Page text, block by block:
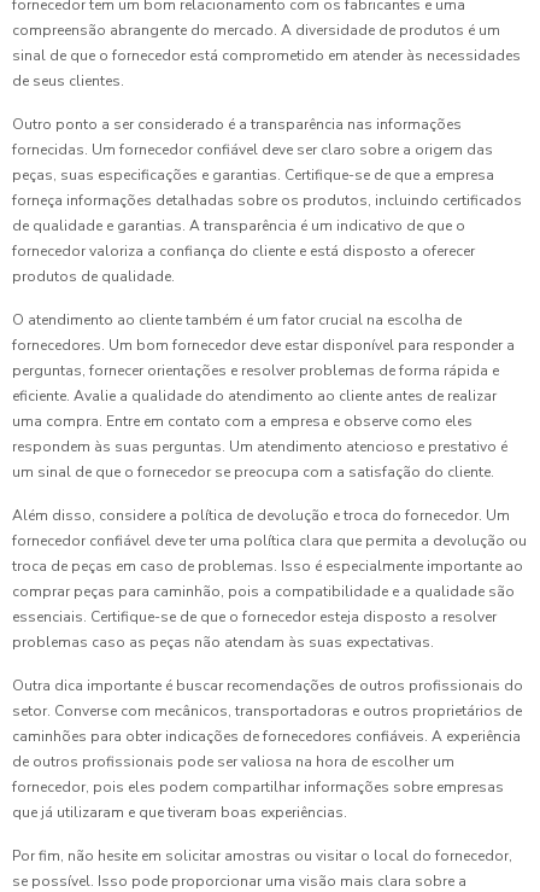
fornecedor tem um bom relacionamento com os fabricantes e uma
compreensão abrangente do mercado. A diversidade de produtos é um
sinal de que o fornecedor está comprometido em atender às necessidades
de seus clientes.
Outro ponto a ser considerado é a transparência nas informações
fornecidas. Um fornecedor confiável deve ser claro sobre a origem das
peças, suas especificações e garantias. Certifique-se de que a empresa
forneça informações detalhadas sobre os produtos, incluindo certificados
de qualidade e garantias. A transparência é um indicativo de que o
fornecedor valoriza a confiança do cliente e está disposto a oferecer
produtos de qualidade.
O atendimento ao cliente também é um fator crucial na escolha de
fornecedores. Um bom fornecedor deve estar disponível para responder a
perguntas, fornecer orientações e resolver problemas de forma rápida e
eficiente. Avalie a qualidade do atendimento ao cliente antes de realizar
uma compra. Entre em contato com a empresa e observe como eles
respondem às suas perguntas. Um atendimento atencioso e prestativo é
um sinal de que o fornecedor se preocupa com a satisfação do cliente.
Além disso, considere a política de devolução e troca do fornecedor. Um
fornecedor confiável deve ter uma política clara que permita a devolução ou
troca de peças em caso de problemas. Isso é especialmente importante ao
comprar peças para caminhão, pois a compatibilidade e a qualidade são
essenciais. Certifique-se de que o fornecedor esteja disposto a resolver
problemas caso as peças não atendam às suas expectativas.
Outra dica importante é buscar recomendações de outros profissionais do
setor. Converse com mecânicos, transportadoras e outros proprietários de
caminhões para obter indicações de fornecedores confiáveis. A experiência
de outros profissionais pode ser valiosa na hora de escolher um
fornecedor, pois eles podem compartilhar informações sobre empresas
que já utilizaram e que tiveram boas experiências.
Por fim, não hesite em solicitar amostras ou visitar o local do fornecedor,
se possível. Isso pode proporcionar uma visão mais clara sobre a